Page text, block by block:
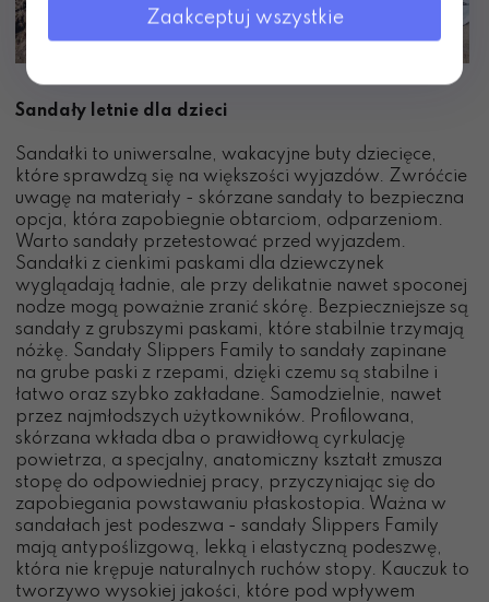
Sandały letnie dla dzieci
Sandałki to uniwersalne, wakacyjne buty dziecięce,
które sprawdzą się na większości wyjazdów. Zwróćcie
uwagę na materiały - skórzane sandały to bezpieczna
opcja, która zapobiegnie obtarciom, odparzeniom.
Warto sandały przetestować przed wyjazdem.
Sandałki z cienkimi paskami dla dziewczynek
wygląadają ładnie, ale przy delikatnie nawet spoconej
nodze mogą poważnie zranić skórę. Bezpieczniejsze są
sandały z grubszymi paskami, które stabilnie trzymają
nóżkę. Sandały Slippers Family to sandały zapinane
na grube paski z rzepami, dzięki czemu są stabilne i
łatwo oraz szybko zakładane. Samodzielnie, nawet
przez najmłodszych użytkowników. Profilowana,
skórzana wkłada dba o prawidłową cyrkulację
powietrza, a specjalny, anatomiczny kształt zmusza
stopę do odpowiedniej pracy, przyczyniając się do
zapobiegania powstawaniu płaskostopia. Ważna w
sandałach jest podeszwa - sandały Slippers Family
mają antypoślizgową, lekką i elastyczną podeszwę,
która nie krępuje naturalnych ruchów stopy. Kauczuk to
tworzywo wysokiej jakości, które pod wpływem
Zaakceptuj wszystkie